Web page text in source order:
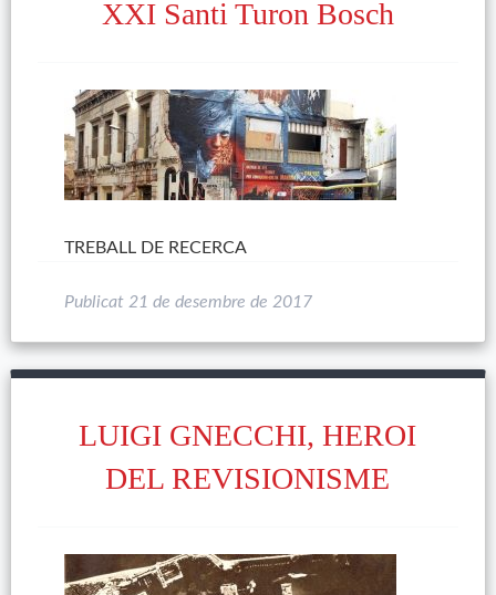
XXI Santi Turon Bosch
TREBALL DE RECERCA
Publicat 21 de desembre de 2017
LUIGI GNECCHI, HEROI
DEL REVISIONISME